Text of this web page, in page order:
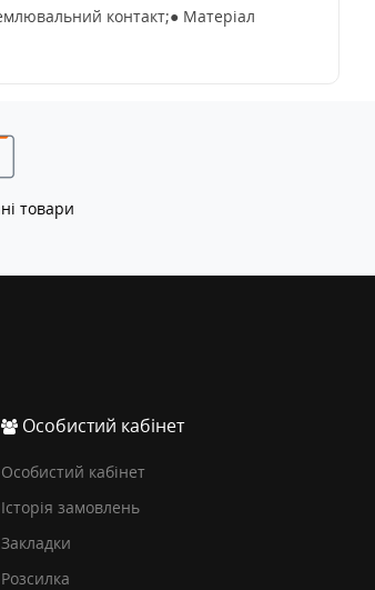
контакт;● Матеріал
товари
Особистий кабінет
Особистий кабінет
Історія замовлень
Закладки
Розсилка